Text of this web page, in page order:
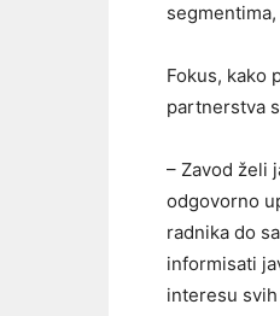
Fokus, kako
partnerstva
– Zavod želi
odgovorno
radnika do
informisati
interesu svih